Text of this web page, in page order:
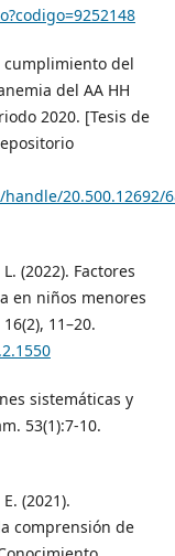
cumplimiento del
del AA HH
2020. [Tesis de
20.500.12692/
(2022). Factores
en niños menores
11–20.
sistemáticas y
53(1):7-10.
(2021).
comprensión de